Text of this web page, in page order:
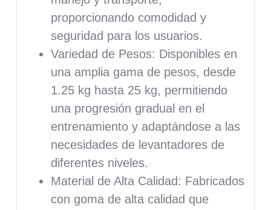
proporcionando comodidad y
seguridad para los usuarios.
Variedad de Pesos: Disponibles en
una amplia gama de pesos, desde
1.25 kg hasta 25 kg, permitiendo
una progresión gradual en el
entrenamiento y adaptándose a las
necesidades de levantadores de
diferentes niveles.
Material de Alta Calidad: Fabricados
con goma de alta calidad que